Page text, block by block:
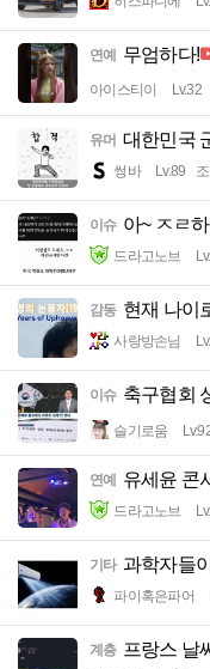
연예 무엄하다!
아이스티이 Lv.32
유머 대한민국
썽바 Lv.89
이슈 아~ ㅈㄹ
드라고노브
감동 현재 나이
사랑방손님
이슈 축구협회
슬기로움
연예 유세윤 콘
드라고노브
기타 과학자들
파이혹은파어
계층 프랑스 날